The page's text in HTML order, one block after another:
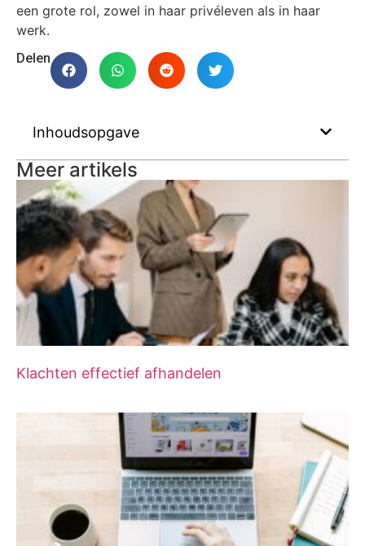
een grote rol, zowel in haar privéleven als in haar
werk.
Delen
Inhoudsopgave
Meer artikels
Klachten effectief afhandelen